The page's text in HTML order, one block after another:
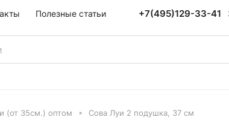
Полезные статьи +7(495)129-33-41
(от 35см.) оптом Сова Луи 2 подушка, 37 см